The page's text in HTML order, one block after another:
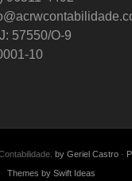
57550/O-9
10
by Geriel Castro ·
Themes by Swift Ideas